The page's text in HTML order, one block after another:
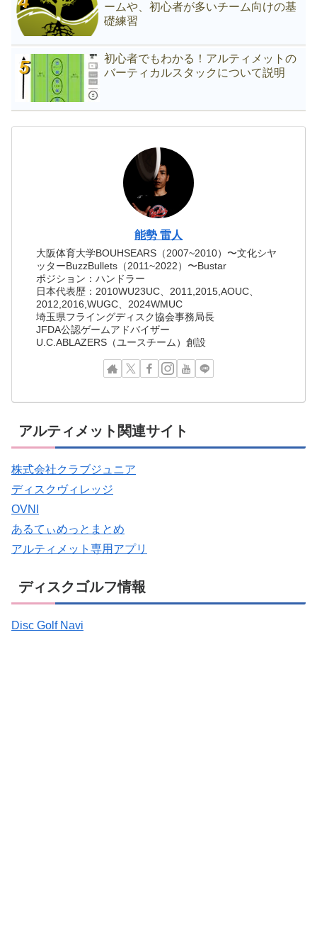
ームや、初心者が多いチーム向けの基
礎練習
初心者でもわかる！アルティメットの
バーティカルスタックについて説明
能勢 雷人
大阪体育大学BOUHSEARS（2007~2010）〜文化シヤ
ッターBuzzBullets（2011~2022）〜Bustar
ポジション：ハンドラー
日本代表歴：2010WU23UC、2011,2015,AOUC、
2012,2016,WUGC、2024WMUC
埼玉県フライングディスク協会事務局長
JFDA公認ゲームアドバイザー
U.C.ABLAZERS（ユースチーム）創設
アルティメット関連サイト
株式会社クラブジュニア
ディスクヴィレッジ
OVNI
あるてぃめっとまとめ
アルティメット専用アプリ
ディスクゴルフ情報
Disc Golf Navi